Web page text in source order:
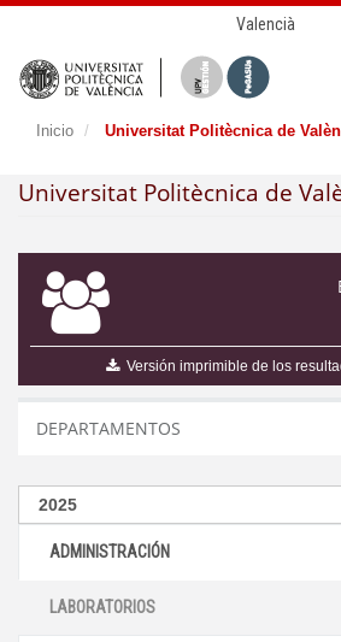
Valencià
Inicio Universitat Politècnica de
Universitat Politècnica de
Versión imprimible de los
DEPARTAMENTOS
ADMINISTRACIÓN
LABORATORIOS